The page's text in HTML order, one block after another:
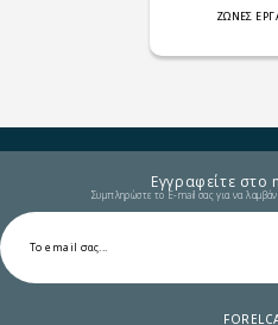
ΖΩΝΕΣ
Εγγραφείτε στο
Συμπληρώστε το E-mail σας για να